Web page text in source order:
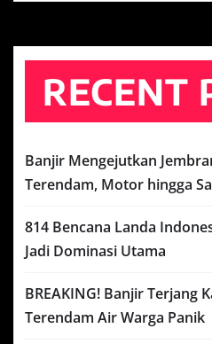
RECENT
Banjir Mengejutkan
Terendam, Motor hingga
814 Bencana Landa
Jadi Dominasi Utama
BREAKING! Banjir Terjang
Terendam Air Warga Panik